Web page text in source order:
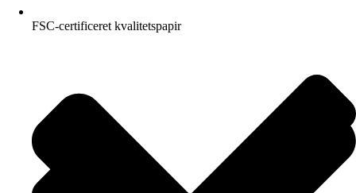
FSC-certificeret kvalitetspapir